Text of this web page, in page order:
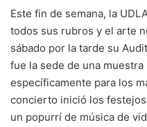
Este fin de semana, la
todos sus rubros y el arte
sábado por la tarde su
fue la sede de una
específicamente para los
concierto inició los
un popurrí de música de